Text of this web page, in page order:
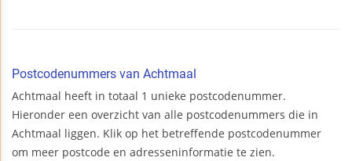
Postcodenummers van Achtmaal
Achtmaal heeft in totaal 1 unieke postcodenummer.
Hieronder een overzicht van alle postcodenummers die in
Achtmaal liggen. Klik op het betreffende postcodenummer
om meer postcode en adresseninformatie te zien.